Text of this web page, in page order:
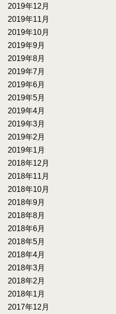
2019年12月
2019年11月
2019年10月
2019年9月
2019年8月
2019年7月
2019年6月
2019年5月
2019年4月
2019年3月
2019年2月
2019年1月
2018年12月
2018年11月
2018年10月
2018年9月
2018年8月
2018年6月
2018年5月
2018年4月
2018年3月
2018年2月
2018年1月
2017年12月